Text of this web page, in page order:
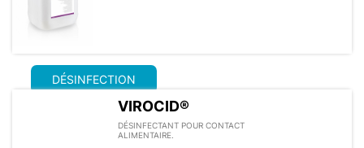
DÉSINFECTION
VIROCID®
DÉSINFECTANT POUR CONTACT
ALIMENTAIRE.